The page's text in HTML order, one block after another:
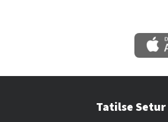
Tatilse Setur